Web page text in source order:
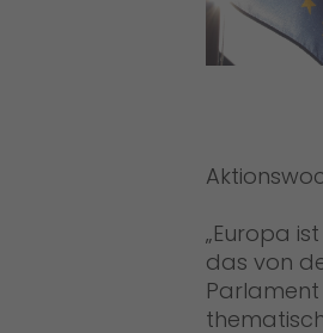
Europa ist
das von